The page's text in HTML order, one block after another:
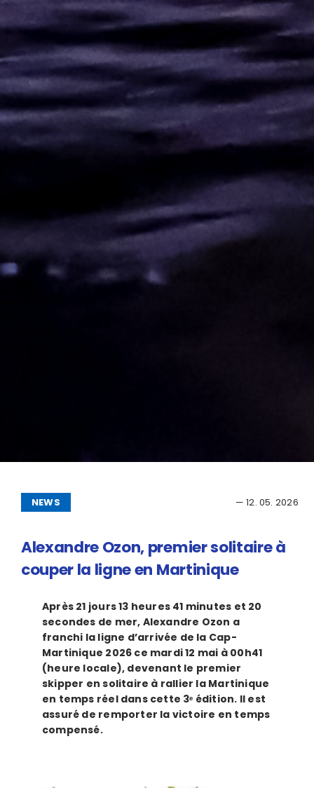
NEWS — 12. 05. 2026
Alexandre Ozon, premier solitaire à
couper la ligne en Martinique
Après 21 jours 13 heures 41 minutes et 20
secondes de mer, Alexandre Ozon a
franchi la ligne d’arrivée de la Cap-
Martinique 2026 ce mardi 12 mai à 00h41
(heure locale), devenant le premier
skipper en solitaire à rallier la Martinique
en temps réel dans cette 3ᵉ édition. Il est
assuré de remporter la victoire en temps
compensé.